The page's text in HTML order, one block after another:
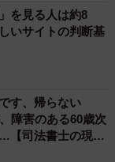
）。その後、お
止を解除しまし
、飼い主さんが
ですね。ももち
を見る人は約8
いサイトの判断基
す、帰らない
障害のある60歳次
【司法書士の現場